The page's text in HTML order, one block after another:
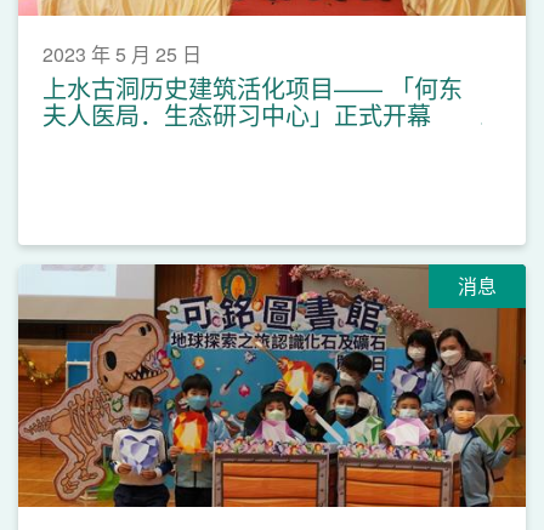
2023 年 5 月 25 日
上水古洞历史建筑活化项目—— 「何东
夫人医局．生态研习中心」正式开幕
消息